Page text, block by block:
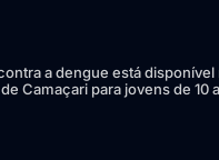
a dengue está disponível
Camaçari para jovens de 10